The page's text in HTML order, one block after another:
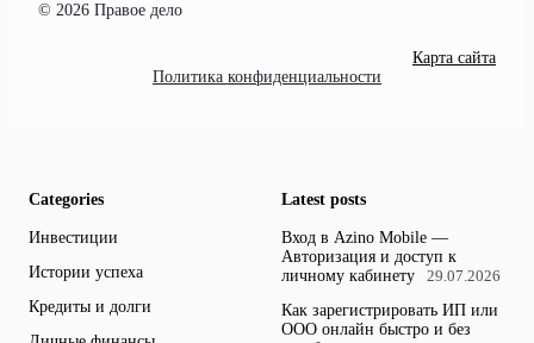
© 2026 Правое дело
Карта сайта
Политика конфиденциальности
Categories
Инвестиции
Истории успеха
Кредиты и долги
Latest posts
Вход в Azino Mobile —
Авторизация и доступ к
личному кабинету
29.07.2026
Как зарегистрировать ИП или
ООО онлайн быстро и без